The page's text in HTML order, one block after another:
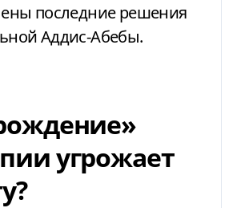
последние решения
Аддис-Абебы.
угрожает